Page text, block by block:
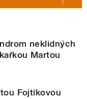
neklidných
Martou
Fojtíkovou